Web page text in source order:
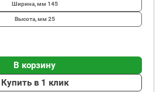
Ширина, мм 145
Высота, мм 25
В корзину
Купить в 1 клик